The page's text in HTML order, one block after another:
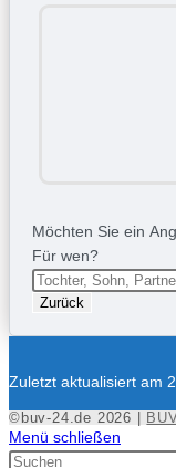
Möchten Sie ein
Für wen?
Zurück
Zuletzt aktualisiert am
©buv-24.de 2026 |
Menü schließen